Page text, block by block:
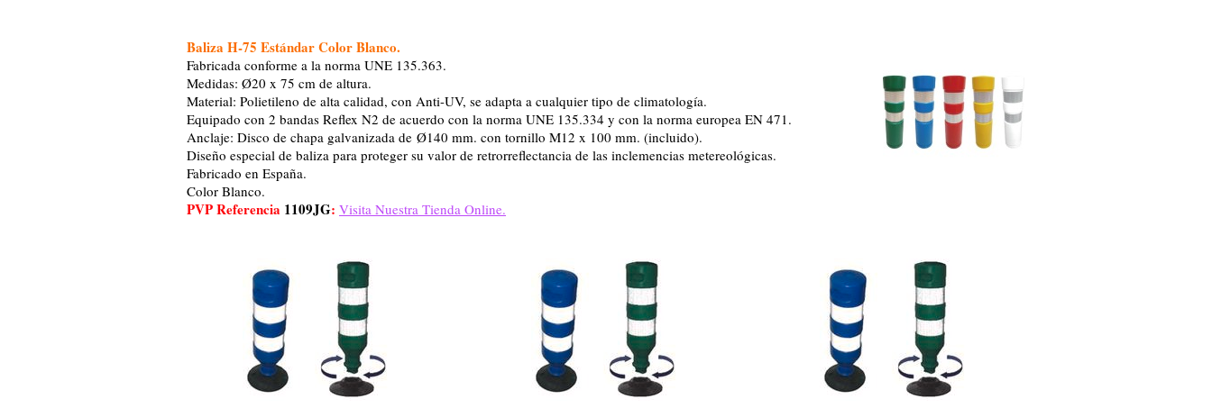
Baliza H-75 Estándar Color Blanco.
Fabricada conforme a la norma UNE 135.363.
Medidas: Ø20 x 75 cm de altura.
Material: Polietileno de alta calidad, con Anti-UV, se adapta a cualquier tipo de climatología.
Equipado con 2 bandas Reflex N2 de acuerdo con la norma UNE 135.334 y con la norma europea EN 471.
Anclaje: Disco de chapa galvanizada de Ø140 mm. con tornillo M12 x 100 mm. (incluido).
Diseño especial de baliza para proteger su valor de retrorreflectancia de las inclemencias metereológicas.
Fabricado en España.
Color Blanco.
PVP Referencia 1109JG: Visita Nuestra Tienda Online.